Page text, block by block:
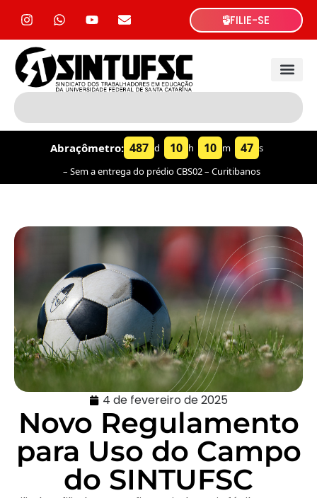
FILIE-SE
Abraçômetro: 487 d 10 h 10 m 48 s
– Sem a entrega do prédio CBS02 – Curitibanos
4 de fevereiro de 2025
Novo Regulamento
para Uso do Campo
do SINTUFSC